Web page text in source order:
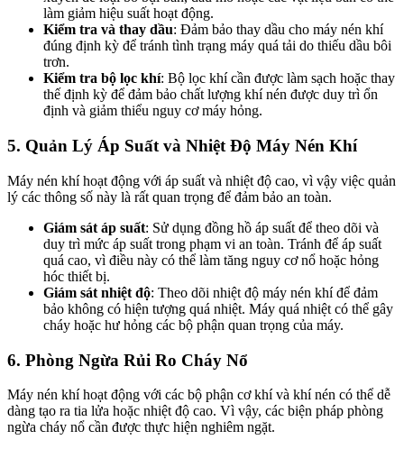
làm giảm hiệu suất hoạt động.
Kiểm tra và thay dầu: Đảm bảo thay dầu cho máy nén khí
đúng định kỳ để tránh tình trạng máy quá tải do thiếu dầu bôi
trơn.
Kiểm tra bộ lọc khí: Bộ lọc khí cần được làm sạch hoặc thay
thế định kỳ để đảm bảo chất lượng khí nén được duy trì ổn
định và giảm thiểu nguy cơ máy hỏng.
5. Quản Lý Áp Suất và Nhiệt Độ Máy Nén Khí
Máy nén khí hoạt động với áp suất và nhiệt độ cao, vì vậy việc quản
lý các thông số này là rất quan trọng để đảm bảo an toàn.
Giám sát áp suất: Sử dụng đồng hồ áp suất để theo dõi và
duy trì mức áp suất trong phạm vi an toàn. Tránh để áp suất
quá cao, vì điều này có thể làm tăng nguy cơ nổ hoặc hỏng
hóc thiết bị.
Giám sát nhiệt độ: Theo dõi nhiệt độ máy nén khí để đảm
bảo không có hiện tượng quá nhiệt. Máy quá nhiệt có thể gây
cháy hoặc hư hỏng các bộ phận quan trọng của máy.
6. Phòng Ngừa Rủi Ro Cháy Nổ
Máy nén khí hoạt động với các bộ phận cơ khí và khí nén có thể dễ
dàng tạo ra tia lửa hoặc nhiệt độ cao. Vì vậy, các biện pháp phòng
ngừa cháy nổ cần được thực hiện nghiêm ngặt.